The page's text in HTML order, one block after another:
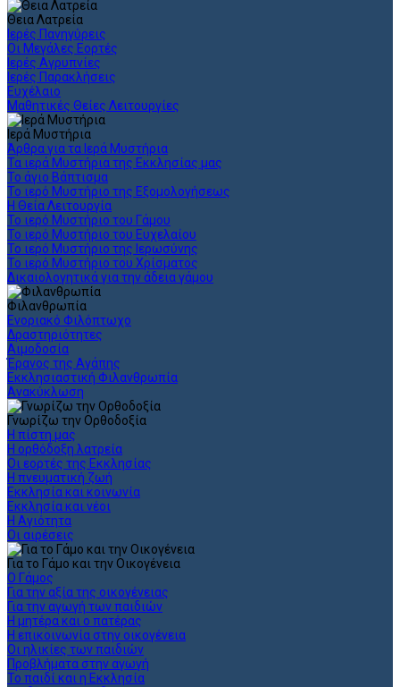
Θεια Λατρεία
Ιερές Πανηγύρεις
Οι Μεγάλες Εορτές
Ιερές Αγρυπνίες
Ιερές Παρακλήσεις
Ευχέλαιο
Μαθητικές Θείες Λειτουργίες
Ιερά Μυστήρια
Άρθρα για τα Ιερά Μυστήρια
Τα ιερά Μυστήρια της Εκκλησίας μας
Το άγιο Βάπτισμα
Το ιερό Μυστήριο της Εξομολογήσεως
Η Θεία Λειτουργία
Το ιερό Μυστήριο του Γάμου
Το ιερό Μυστήριο του Ευχελαίου
Το ιερό Μυστήριο της Ιερωσύνης
Το ιερό Μυστήριο του Χρίσματος
Δικαιολογητικά για την άδεια γάμου
Φιλανθρωπία
Ενοριακό Φιλόπτωχο
Δραστηριότητες
Αιμοδοσία
Έρανος της Αγάπης
Εκκλησιαστική Φιλανθρωπία
Ανακύκλωση
Γνωρίζω την Ορθοδοξία
Η πίστη μας
Η ορθόδοξη λατρεία
Οι εορτές της Εκκλησίας
Η πνευματική ζωή
Εκκλησία και κοινωνία
Εκκλησία και νέοι
Η Αγιότητα
Οι αιρέσεις
Για το Γάμο και την Οικογένεια
Ο Γάμος
Για την αξία της οικογένειας
Για την αγωγή των παιδιών
Η μητέρα και ο πατέρας
Η επικοινωνία στην οικογένεια
Οι ηλικίες των παιδιών
Προβλήματα στην αγωγή
Το παιδί και η Εκκλησία